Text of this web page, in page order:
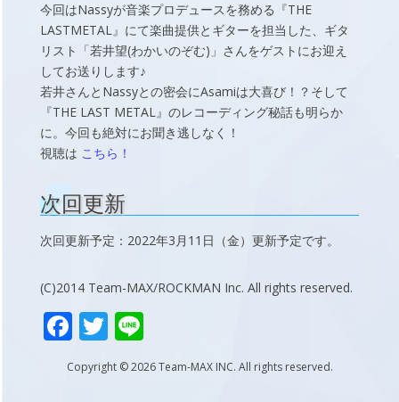
今回はNassyが音楽プロデュースを務める『THE
LASTMETAL』にて楽曲提供とギターを担当した、ギタ
リスト「若井望(わかいのぞむ)」さんをゲストにお迎え
してお送りします♪
若井さんとNassyとの密会にAsamiは大喜び！？そして
『THE LAST METAL』のレコーディング秘話も明らか
に。今回も絶対にお聞き逃しなく！
視聴は こちら！
次回更新
次回更新予定：2022年3月11日（金）更新予定です。
(C)2014 Team-MAX/ROCKMAN Inc. All rights reserved.
F
ac
e
T
w
itt
Li
n
e
Copyright © 2026 Team-MAX INC. All rights reserved.